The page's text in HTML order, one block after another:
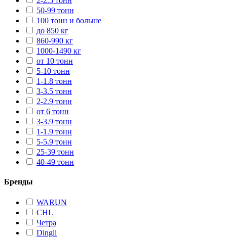
50-99 тонн
100 тонн и больше
до 850 кг
860-990 кг
1000-1490 кг
от 10 тонн
5-10 тонн
1-1.8 тонн
3-3.5 тонн
2-2.9 тонн
от 6 тонн
3-3.9 тонн
1-1.9 тонн
5-5.9 тонн
25-39 тонн
40-49 тонн
Бренды
WARUN
CHL
Четра
Dingli